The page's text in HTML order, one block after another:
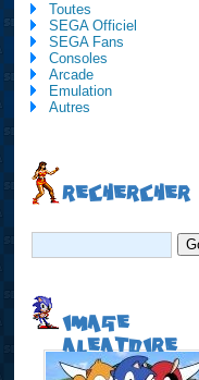
Toutes
SEGA Officiel
SEGA Fans
Consoles
Arcade
Emulation
Autres
RECHERCHER
IMAGE
ALEATOIRE